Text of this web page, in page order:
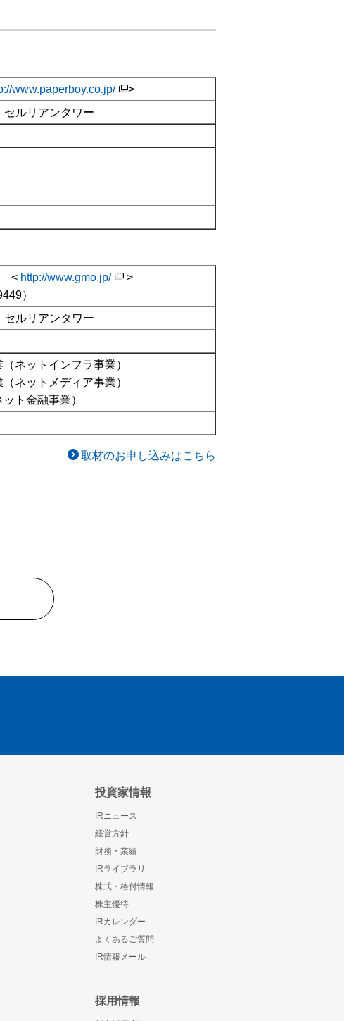
www.paperboy.co.jp/
>
ルリアンタワー
< http://www.gmo.jp/
>
）
ルリアンタワー
ネットインフラ事業）
ネットメディア事業）
ト金融事業）
取材のお申し込みはこちら
投資家情報
IRニュース
経営方針
財務・業績
IRライブラリ
株式・格付情報
株主優待
IRカレンダー
よくあるご質問
IR情報メール
採用情報